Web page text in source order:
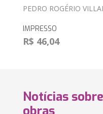
PEDRO ROGÉRIO
IMPRESSO
R$ 46,04
Notícias